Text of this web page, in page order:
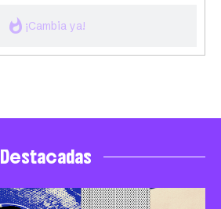
whatshot ¡Cambia ya!
Destacadas